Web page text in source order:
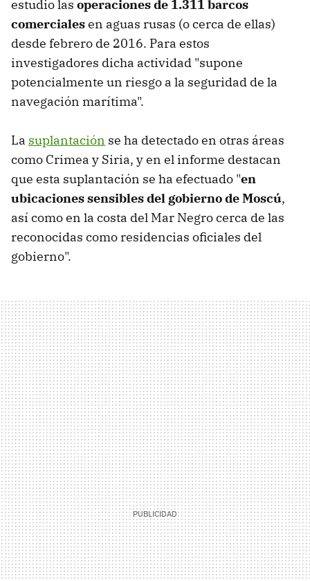
estudio las operaciones de 1.311 barcos
comercialesen aguas rusas (o cerca de ellas)
desde febrero de 2016. Para estos
investigadores dicha actividad "supone
potencialmente un riesgo a la seguridad de la
navegación marítima".
La suplantación se ha detectado en otras áreas
como Crimea y Siria, y en el informe destacan
que esta suplantación se ha efectuado "en
ubicaciones sensibles del gobierno de Moscú,
así como en la costa del Mar Negro cerca de las
reconocidas como residencias oficiales del
gobierno".